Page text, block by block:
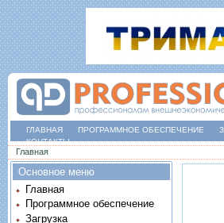
ГЛАВНАЯ ПРОГРАММНОЕ ОБЕСПЕЧЕНИЕ
КОНТАКТЫ
Вы здесь
Главная
Основное меню
Главная
Программное обеспечение
Загрузка